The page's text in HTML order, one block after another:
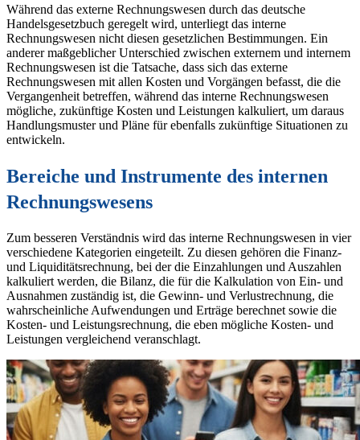
Während das externe Rechnungswesen durch das deutsche
Handelsgesetzbuch geregelt wird, unterliegt das interne
Rechnungswesen nicht diesen gesetzlichen Bestimmungen. Ein
anderer maßgeblicher Unterschied zwischen externem und internem
Rechnungswesen ist die Tatsache, dass sich das externe
Rechnungswesen mit allen Kosten und Vorgängen befasst, die die
Vergangenheit betreffen, während das interne Rechnungswesen
mögliche, zukünftige Kosten und Leistungen kalkuliert, um daraus
Handlungsmuster und Pläne für ebenfalls zukünftige Situationen zu
entwickeln.
Bereiche und Instrumente des internen
Rechnungswesens
Zum besseren Verständnis wird das interne Rechnungswesen in vier
verschiedene Kategorien eingeteilt. Zu diesen gehören die Finanz-
und Liquiditätsrechnung, bei der die Einzahlungen und Auszahlen
kalkuliert werden, die Bilanz, die für die Kalkulation von Ein- und
Ausnahmen zuständig ist, die Gewinn- und Verlustrechnung, die
wahrscheinliche Aufwendungen und Erträge berechnet sowie die
Kosten- und Leistungsrechnung, die eben mögliche Kosten- und
Leistungen vergleichend veranschlagt.